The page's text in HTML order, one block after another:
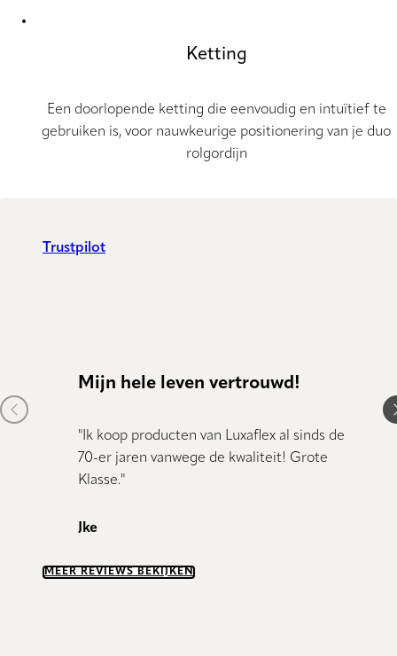
Ketting
Een doorlopende ketting die eenvoudig en intuïtief te
gebruiken is, voor nauwkeurige positionering van je duo
rolgordijn
Trustpilot
Mijn hele leven vertrouwd!
"Ik koop producten van Luxaflex al sinds de
70-er jaren vanwege de kwaliteit! Grote
Klasse."
Jke
MEER REVIEWS BEKIJKEN
Previous item